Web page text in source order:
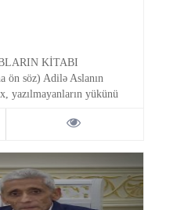
KİTABI
ön söz) Adilə Aslanın
yazılmayanların yükünü